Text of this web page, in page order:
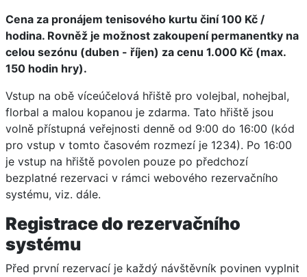
Cena za pronájem tenisového kurtu činí 100 Kč /
hodina. Rovněž je možnost zakoupení permanentky na
celou sezónu (duben - říjen) za cenu 1.000 Kč (max.
150 hodin hry).
Vstup na obě víceúčelová hřiště pro volejbal, nohejbal,
florbal a malou kopanou je zdarma. Tato hřiště jsou
volně přístupná veřejnosti denně od 9:00 do 16:00 (kód
pro vstup v tomto časovém rozmezí je 1234). Po 16:00
je vstup na hřiště povolen pouze po předchozí
bezplatné rezervaci v rámci webového rezervačního
systému, viz. dále.
Registrace do rezervačního
systému
Před první rezervací je každý návštěvník povinen vyplnit